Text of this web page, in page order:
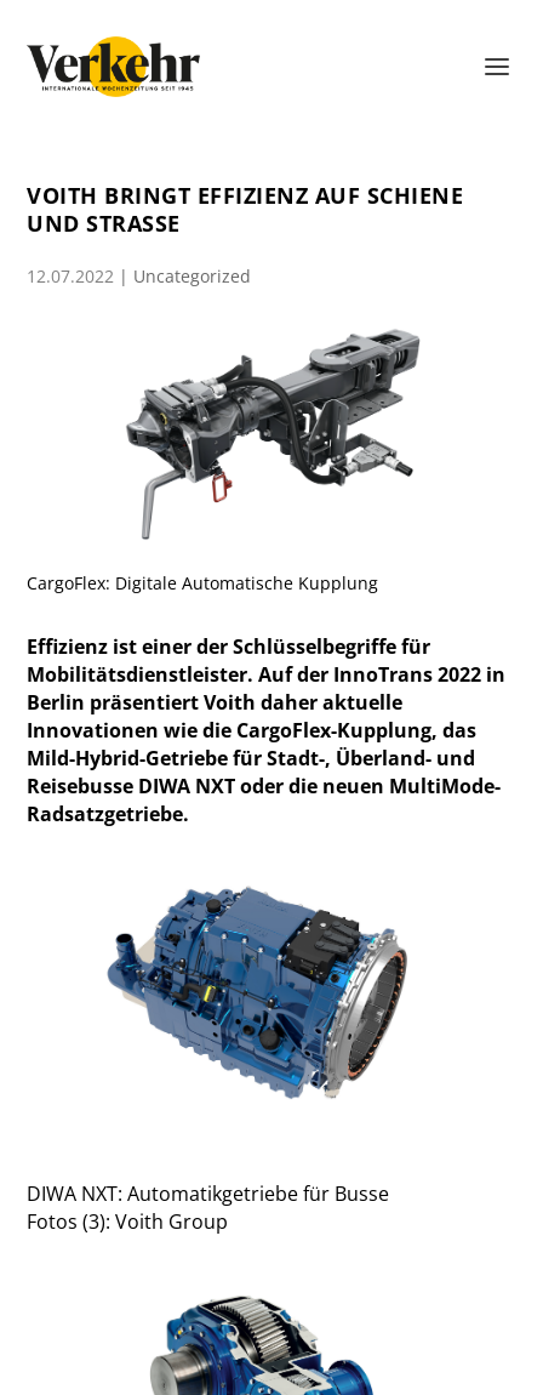
VOITH BRINGT EFFIZIENZ AUF SCHIENE
UND STRASSE
12.07.2022 | Uncategorized
CargoFlex: Digitale Automatische Kupplung
Effizienz ist einer der Schlüsselbegriffe für
Mobilitätsdienstleister. Auf der InnoTrans 2022 in
Berlin präsentiert Voith daher aktuelle
Innovationen wie die CargoFlex-Kupplung, das
Mild-Hybrid-Getriebe für Stadt-, Überland- und
Reisebusse DIWA NXT oder die neuen MultiMode-
Radsatzgetriebe.
DIWA NXT: Automatikgetriebe für Busse
Fotos (3): Voith Group